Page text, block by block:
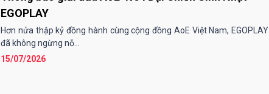
EGOPLAY
Hơn nửa thập kỷ đồng hành cùng cộng đồng AoE Việt Nam, EGOPLAY
đã không ngừng nỗ...
15/07/2026